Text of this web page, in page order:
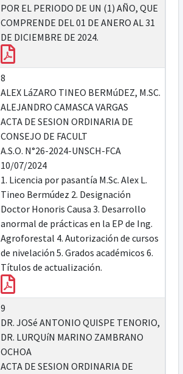
POR EL PERIODO DE UN (1) AÑO, QUE
COMPRENDE DEL 01 DE ANERO AL 31
DE DICIEMBRE DE 2024.
8
ALEX LáZARO TINEO BERMúDEZ, M.SC.
ALEJANDRO CAMASCA VARGAS
ACTA DE SESION ORDINARIA DE
CONSEJO DE FACULT
A.S.O. N°26-2024-UNSCH-FCA
10/07/2024
1. Licencia por pasantía M.Sc. Alex L.
Tineo Bermúdez 2. Designación
Doctor Honoris Causa 3. Desarrollo
anormal de prácticas en la EP de Ing.
Agroforestal 4. Autorización de cursos
de nivelación 5. Grados académicos 6.
Títulos de actualización.
9
DR. JOSé ANTONIO QUISPE TENORIO,
DR. LURQUíN MARINO ZAMBRANO
OCHOA
ACTA DE SESION ORDINARIA DE